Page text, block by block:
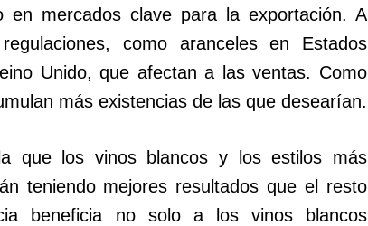
en mercados clave para la exportación. A
como aranceles en Estados
Unido, que afectan a las ventas. Como
más existencias de las que desearían.
que los vinos blancos y los estilos más
teniendo mejores resultados que el resto
beneficia no solo a los vinos blancos